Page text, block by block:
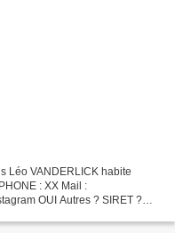
Léo VANDERLICK habite
: XX Mail :
OUI Autres ? SIRET ?